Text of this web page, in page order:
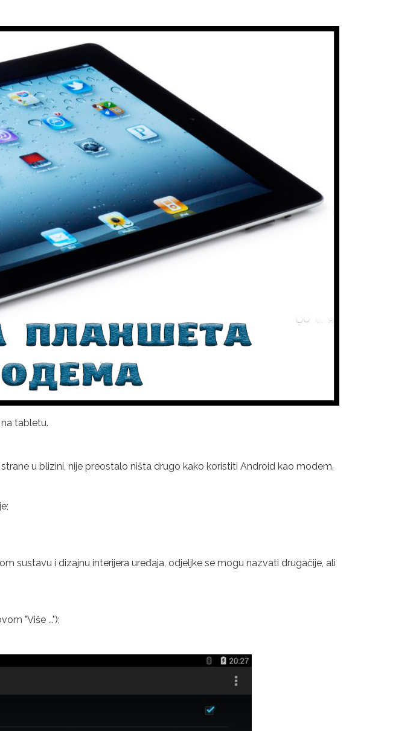
tabletu.
u blizini, nije preostalo ništa drugo kako koristiti Android kao modem.
sustavu i dizajnu interijera uređaja, odjeljke se mogu nazvati drugačije, ali
"Više ...");